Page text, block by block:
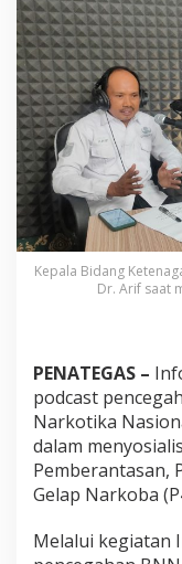
i
P
l
r
l
i
Kepala Bidang
Dr. Arif saat
PENATEGAS –
podcast
Narkotika
dalam
Pemberantasan,
Gelap Narkoba
Melalui kegiatan